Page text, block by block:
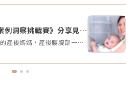
例洞察挑戰賽》分享見解
【本週題目】安安是一位35歲的產後媽媽，產後腰腹部一直瘦不回去，她希望透過非侵入性的療程讓曲線回到產前的狀態。由於對疼痛較為敏感，她希望能選擇舒適度高的療程。請大家幫安安媽咪推薦適合的療程，幫助她輕鬆找回青春緊緻的身材線條。【本週活動時間】01 / 27（一）AM09:00 - 02 / 02（日） PM23:59【活動獎勵】 專業評論獎《7-11購物金50元》抽10名會員 推薦好友留言送《LINE Points 5點數》每人推薦好友上限2人【活動方式】 活動期間每週一AM09:00將在在討論區發布一個模擬的醫美案例。案例包含患者的需求、問題描述。會員需根據案例情境進行分析，並針對該案例提供建議或解決方案。可以提出不同的治療選項、分析治療結果，或者分享相關經驗。每位會員的回應需具體、實用。 官方將根據會員的回應品質來優先評選出「專業評論獎」，這些留言者將優先納入抽獎範圍，以提升其被抽中的機會。留言中若包含分析、建議或醫美知識等。 避免重複、抄襲回覆其他參與者，或發表與前後留言無關的內容。如「同意」、「好棒」等，將不計入抽獎資格。 當週活動的留言截止時間為每週日 23:59。經核對符合活動規範的留言後，將於2025 / 02 / 03（一）統一抽出每週 10 名幸運得主，並另在討論區公布得獎名單。 乙組會員帳號於當週活動僅限留言乙次。 會員連續4週參與《醫美案例洞察》活動者，將有額外抽「活躍參與獎」的機會，可獲得「7-11購物金100元」作為獎勵。【推薦好友留言送】 活動期間，推薦朋友至每週主題活動討論區留言，每成功推薦 1 人可額外獲得「LINE Points 5 點數」。每人最多可推薦 2 人，超過 2 人則無法再獲得額外獎勵。 若多人推薦同一位朋友，獎勵將優先發放給第一位完成回報資料並經核對無誤的推薦者，其他推薦者將不予發放獎勵。此外，若推薦的好友未參與留言，則該推薦視為無效，將不予發放獎勳。 推薦人需確認好友已完成留言，並於2025 / 02 / 02（日）23:59前加入「醫美圈圈官方LINE」，點選LINE圖文選單中的【推薦好友加入】填妥推薦好友問卷資料後提交。 若發現參加者有不當行為，包括使用假帳戶、重複推薦、內容不符合規定或其他影響活動公平性的行為，主辦方保留取消參與資格及不發放獎勵的權利。 所有推薦資料需於2025 / 02 / 02（日）23:59前提交，逾期將視為放棄獎勵資格。 所有推薦資料提交後，官方將進行核對與統計，核對無誤者，「LINE Points 5點數」統一於2025/02/10（一）23:59前陸續發放完畢。如因資料填寫錯誤或未在指定時間內提交而無法核對，恕不補發。<<<點我看更多活動詳情>>